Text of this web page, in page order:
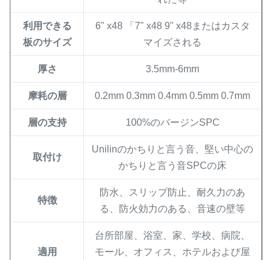
利用できる
板のサイズ
6" x48 「7" x48 9" x48またはカスタ
マイズされる
厚さ 3.5mm-6mm
摩耗の層 0.2mm 0.3mm 0.4mm 0.5mm 0.7mm
層の支持 100%のバージンSPC
取付け
Unilinのかちりと言う音、堅い中心の
かちりと言う音SPCの床
特徴
防水、スリップ防止、耐久力のあ
る、防火効力のある、音速の壁等
適用
台所部屋、浴室、家、学校、病院、
モール、オフィス、ホテルおよび屋